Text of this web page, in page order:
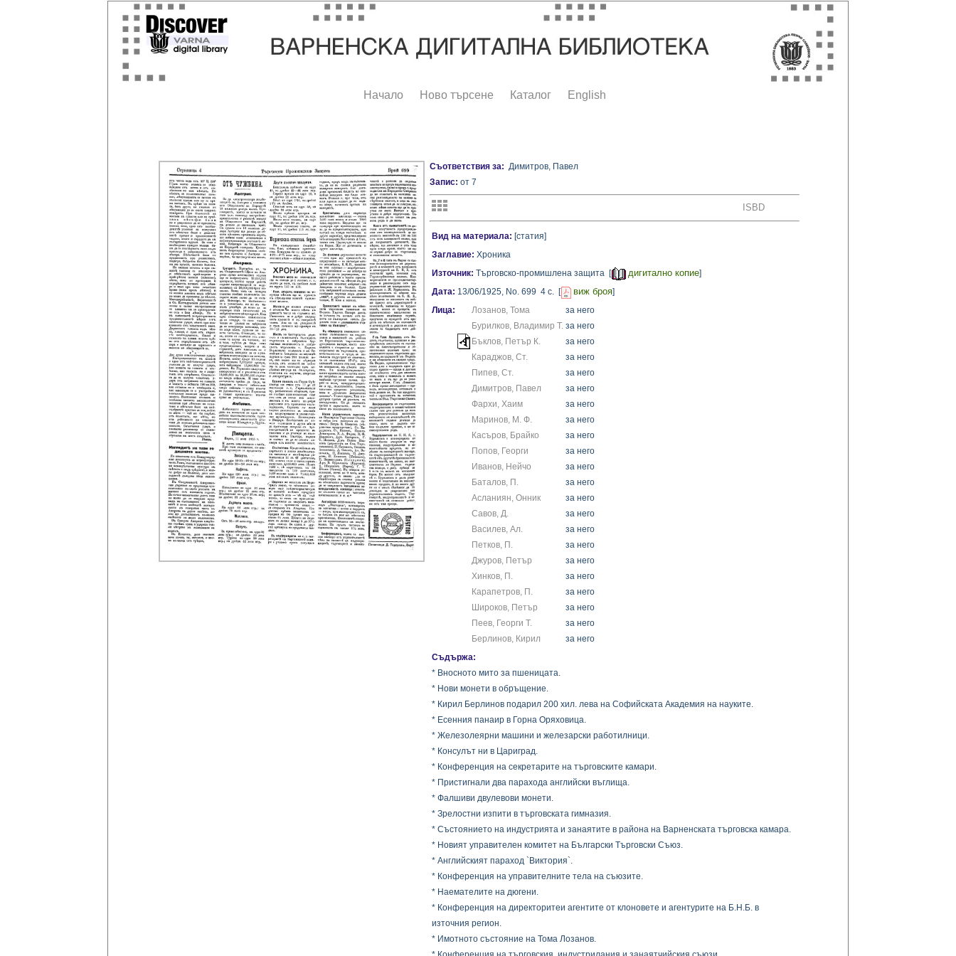
Начало Ново търсене Каталог English
Съответствия за: Димитров, Павел
Запис: от 7
ISBD
Вид на материала: [статия]
Заглавие: Хроника
Източник: Търговско-промишлена защита [ дигитално копие]
Дата: 13/06/1925, No. 699 4 с. [ виж броя]
Лица:
Лозанов, Тома
за него
Бурилков, Владимир Т. за него
Бъклов, Петър К.
за него
Караджов, Ст.
за него
Пипев, Ст.
за него
Димитров, Павел
за него
Фархи, Хаим
за него
Маринов, М. Ф.
за него
Касъров, Брайко
за него
Попов, Георги
за него
Иванов, Нейчо
за него
Баталов, П.
за него
Асланиян, Онник
за него
Савов, Д.
за него
Василев, Ал.
за него
Петков, П.
за него
Джуров, Петър
за него
Хинков, П.
за него
Карапетров, П.
за него
Широков, Петър
за него
Пеев, Георги Т.
за него
Берлинов, Кирил
за него
Съдържа:
* Вносното мито за пшеницата.
* Нови монети в обръщение.
* Кирил Берлинов подарил 200 хил. лева на Софийската Академия на науките.
* Есенния панаир в Горна Оряховица.
* Железолеярни машини и железарски работилници.
* Консулът ни в Цариград.
* Конференция на секретарите на търговските камари.
* Пристигнали два парахода английски въглища.
* Фалшиви двулевови монети.
* Зрелостни изпити в търговската гимназия.
* Състоянието на индустрията и занаятите в района на Варненската търговска камара.
* Новият управителен комитет на Български Търговски Съюз.
* Английският параход `Виктория`.
* Конференция на управителните тела на съюзите.
* Наемателите на дюгени.
* Конференция на директоритеи агентите от клоновете и агентурите на Б.Н.Б. в
източния регион.
* Имотното състояние на Тома Лозанов.